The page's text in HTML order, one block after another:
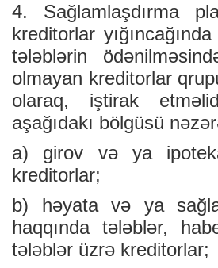
4. Sağlamlaşdırma
kreditorlar
tələblərin
olmayan kreditorlar
olaraq, iştirak
aşağıdakı bölgüsü
a) girov və ya
kreditorlar;
b) həyata və ya
haqqında tələblər,
tələblər üzrə kreditorlar;